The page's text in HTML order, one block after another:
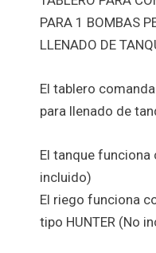
PARA 1 BOMBAS
LLENADO DE
El tablero
para llenado de
El tanque
incluido)
El riego funciona
tipo HUNTER (No